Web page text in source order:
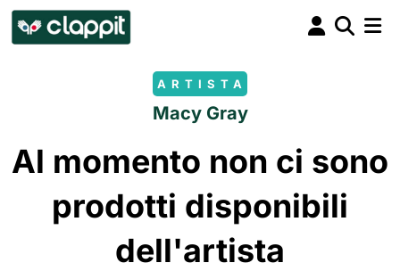
ARTISTA
Macy Gray
Al momento non ci sono
prodotti disponibili
dell'artista